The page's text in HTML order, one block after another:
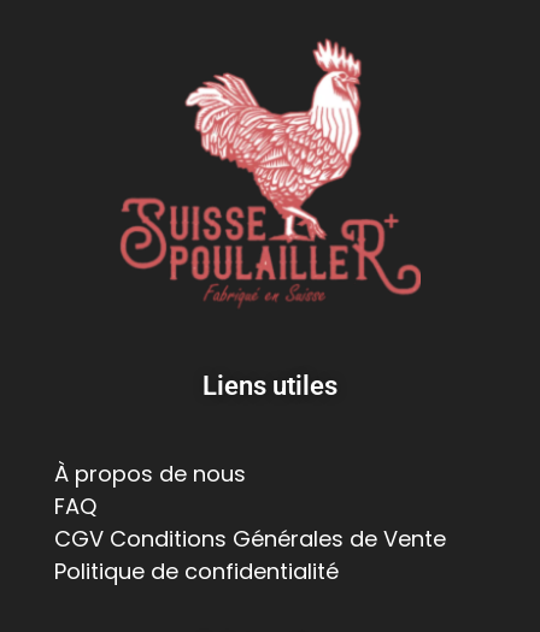
Liens utiles
À propos de nous
FAQ
CGV Conditions Générales de Vente
Politique de confidentialité